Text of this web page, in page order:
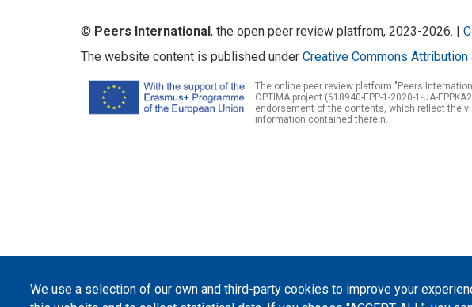
We use a selection of our own and third-party cookies to improve your
© Peers International, the open peer review platfrom, 2023-2026. |
The website content is published under Creative Commons Attribution
The online peer review platform "Peers
OPTIMA project (618940-EPP-1-2020-1-UA-
endorsement of the contents, which reflect the
information contained therein.